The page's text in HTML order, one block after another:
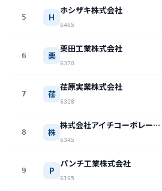
5 H
ホシザキ株式会社
6465
6 栗
栗田工業株式会社
6370
7 荏
荏原実業株式会社
6328
8 株
株式会社アイチコーポレーション
6345
9 P
パンチ工業株式会社
6165